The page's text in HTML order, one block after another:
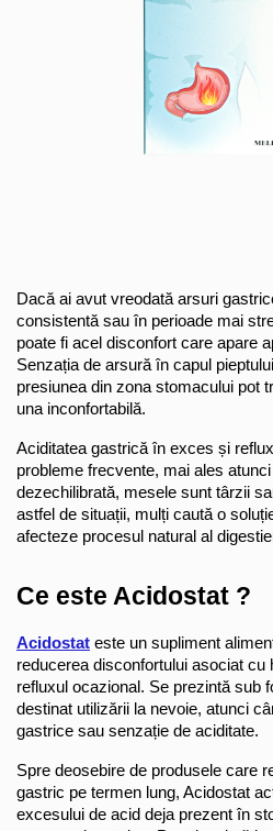
Dacă ai avut vreodată arsuri
consistentă sau în perioade mai
poate fi acel disconfort care apare
Senzația de arsură în capul
presiunea din zona stomacului pot
una inconfortabilă.
Aciditatea gastrică în exces și
probleme frecvente, mai ales
dezechilibrată, mesele sunt târzii
astfel de situații, mulți caută o
afecteze procesul natural al
Ce este Acidostat ?
Acidostat este un supliment
reducerea disconfortului asociat cu
refluxul ocazional. Se prezintă sub
destinat utilizării la nevoie, atunci
gastrice sau senzație de aciditate.
Spre deosebire de produsele care
gastric pe termen lung, Acidostat
excesului de acid deja prezent în